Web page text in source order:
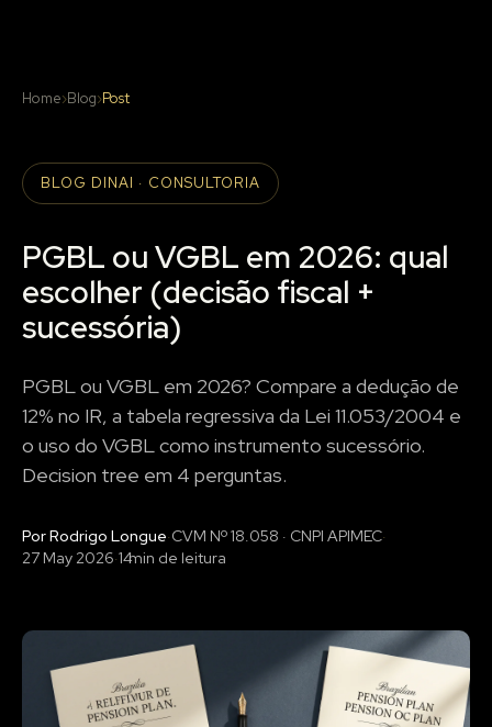
Home›Blog›Post
BLOG DINAI · CONSULTORIA
PGBL ou VGBL em 2026: qual
escolher (decisão fiscal +
sucessória)
PGBL ou VGBL em 2026? Compare a dedução de
12% no IR, a tabela regressiva da Lei 11.053/2004 e
o uso do VGBL como instrumento sucessório.
Decision tree em 4 perguntas.
Por Rodrigo Longue·CVM Nº 18.058 · CNPI APIMEC·
27 May 2026·14min de leitura